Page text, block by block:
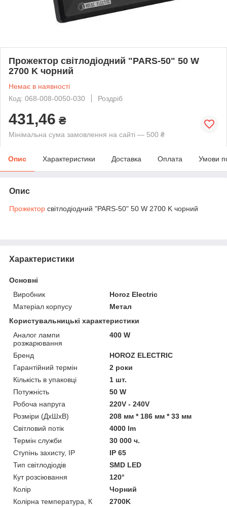
Прожектор світлодіодний "PARS-50" 50 W
2700 K чорний
Немає в наявності
Код: 068-008-0050-030
Роздріб
431,46 ₴
Мінімальна сума замовлення на сайті — 500 ₴
Опис Характеристики Доставка Оплата Умови
Опис
Прожектор світлодіодний "PARS-50" 50 W 2700 K чорний
Характеристики
Основні
Виробник
Horoz Electric
Матеріал корпусу
Метал
Користувальницькі характеристики
Аналог лампи
розжарювання
400 W
Бренд
HOROZ ELECTRIC
Гарантійний термін
2 роки
Кількість в упаковці
1 шт.
Потужність
50 W
Робоча напруга
220V - 240V
Розміри (ДхШхВ)
208 мм * 186 мм * 33 мм
Світловий потік
4000 lm
Термін служби
30 000 ч.
Ступінь захисту, IP
IP 65
Тип світлодіодів
SMD LED
Кут розсіювання
120°
Колір
Чорний
Колірна температура, К
2700K